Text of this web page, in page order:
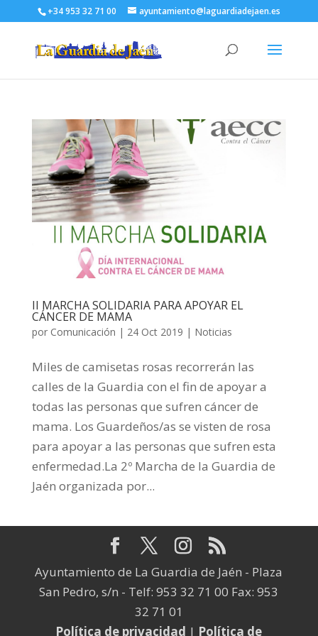
+34 953 32 71 00 ayuntamiento@laguardiadejaen.es
II MARCHA SOLIDARIA PARA APOYAR EL
CÁNCER DE MAMA
por Comunicación | 24 Oct 2019 | Noticias
Miles de camisetas rosas recorrerán las
calles de la Guardia con el fin de apoyar a
todas las personas que sufren cáncer de
mama. Los Guardeños/as se visten de rosa
para apoyar a las personas que sufren esta
enfermedad.La 2º Marcha de la Guardia de
Jaén organizada por...
Ayuntamiento de La Guardia de Jaén - Plaza
San Pedro, s/n - Telf: 953 32 71 00 Fax: 953
32 71 01
Política de privacidad | Política de